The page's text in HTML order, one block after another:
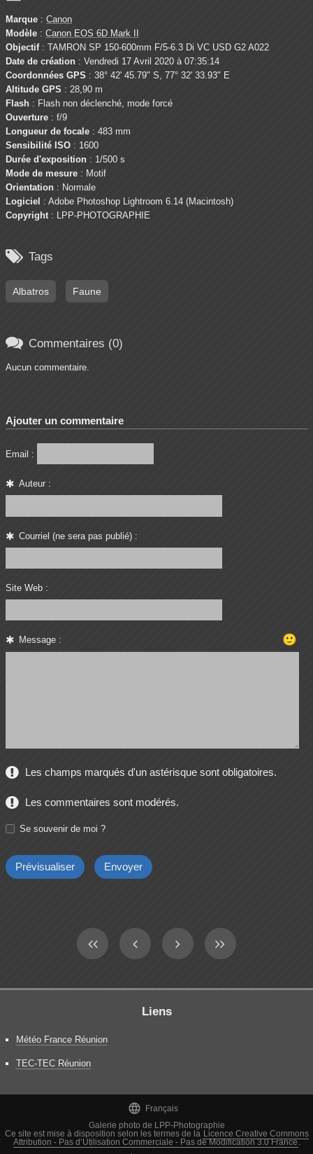
Marque : Canon
Modèle : Canon EOS 6D Mark II
Objectif: TAMRON SP 150-600mm F/5-6.3 Di VC USD G2 A022
Date de création : Vendredi 17 Avril 2020 à 07:35:14
Coordonnées GPS : 38° 42' 45.79" S, 77° 32' 33.93" E
Altitude GPS : 28,90 m
Flash : Flash non déclenché, mode forcé
Ouverture : f/9
Longueur de focale : 483 mm
Sensibilité ISO : 1600
Durée d'exposition : 1/500 s
Mode de mesure : Motif
Orientation : Normale
Logiciel : Adobe Photoshop Lightroom 6.14 (Macintosh)
Copyright: LPP-PHOTOGRAPHIE
 Tags
Albatros Faune
 Commentaires (0)
Aucun commentaire.
Ajouter un commentaire
Email :
Auteur :
Courriel (ne sera pas publié) :
Site Web :
Message : 🙂
Les champs marqués d'un astérisque sont obligatoires.
Les commentaires sont modérés.
Se souvenir de moi ?
Liens
Météo France Réunion
TEC-TEC Réunion

Français
Galerie photo de LPP-Photographie
Ce site est mise à disposition selon les termes de la
Licence Creative Commons
Attribution - Pas d’Utilisation Commerciale - Pas de Modification 3.0 France.